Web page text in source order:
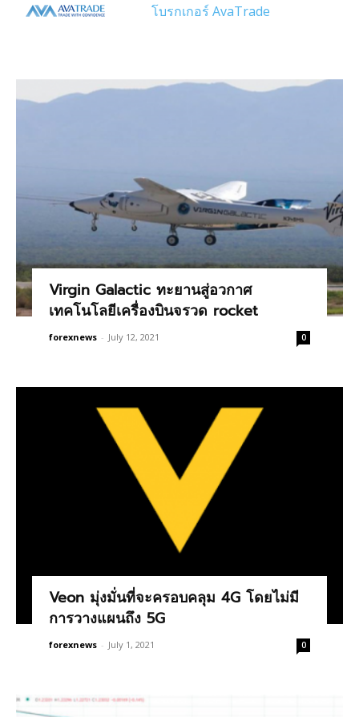
โบรกเกอร์ AvaTrade
Virgin Galactic ทะยานสู่อวกาศ
เทคโนโลยีเครื่องบินจรวด rocket
forexnews - July 12, 2021 0
Veon มุ่งมั่นที่จะครอบคลุม 4G โดยไม่มี
การวางแผนถึง 5G
forexnews - July 1, 2021 0